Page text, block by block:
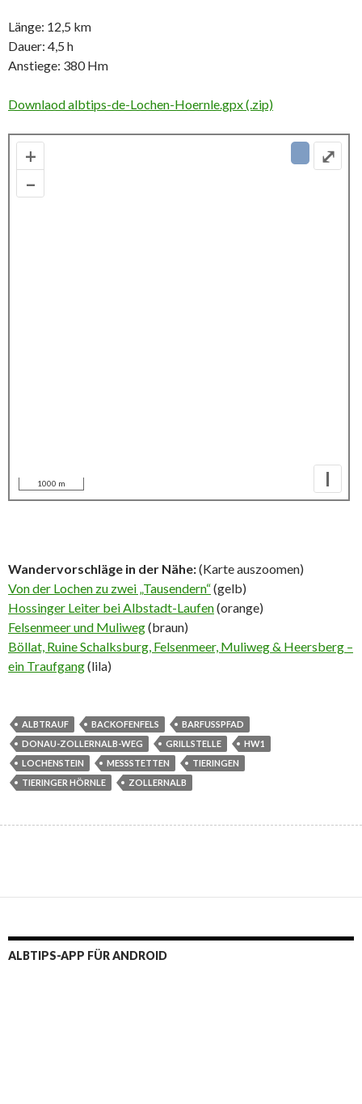
Länge: 12,5 km
Dauer: 4,5 h
Anstiege: 380 Hm
Downlaod albtips-de-Lochen-Hoernle.gpx (.zip)
+
–
I
1000 m
⤢
Wandervorschläge in der Nähe:(Karte auszoomen)
Von der Lochen zu zwei „Tausendern“(gelb)
Hossinger Leiter bei Albstadt-Laufen(orange)
Felsenmeer und Muliweg(braun)
Böllat, Ruine Schalksburg, Felsenmeer, Muliweg & Heersberg –
ein Traufgang(lila)
ALBTRAUF BACKOFENFELS
BARFUSSPFAD
DONAU-ZOLLERNALB-WEG
GRILLSTELLE
HW1
LOCHENSTEIN
MESSSTETTEN
TIERINGEN
TIERINGER HÖRNLE
ZOLLERNALB
ALBTIPS-APP FÜR ANDROID